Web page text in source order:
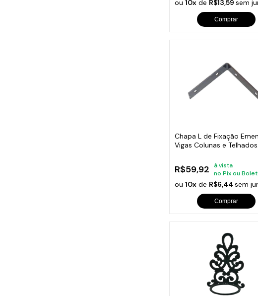
ou10x de R$13,59sem
Comprar
Chapa L de Fixação
Vigas Colunas e Telhados
R$59,92
à vista
no Pix ou
ou10x de R$6,44sem
Comprar